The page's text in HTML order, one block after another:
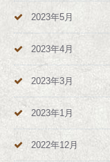
2023年5月
2023年4月
2023年3月
2023年1月
2022年12月